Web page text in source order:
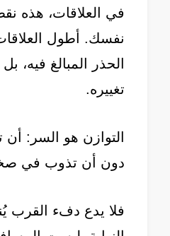
في العلاقات، هذه
نفسك. أطول
الحذر المبالغ
تغييره.
التوازن هو السر:
دون أن تذوب في
فلا يدع دفء القرب